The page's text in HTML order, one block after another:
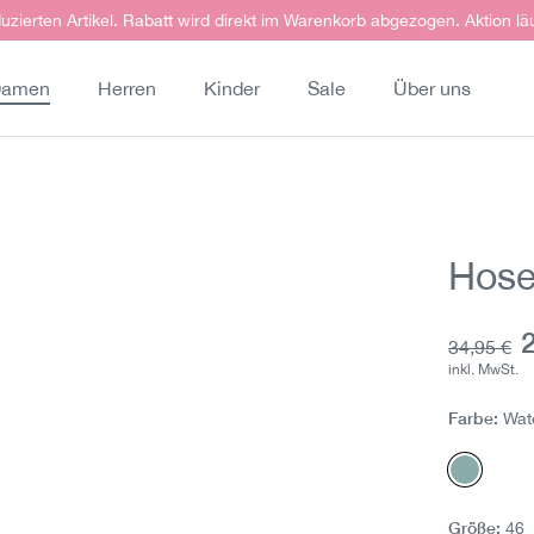
Artikel. Rabatt wird direkt im Warenkorb abgezogen. Aktion
Herren Kinder Sale Über uns
34,95 €
inkl. MwSt.
Farbe:
Water
(Diese
Größe:46